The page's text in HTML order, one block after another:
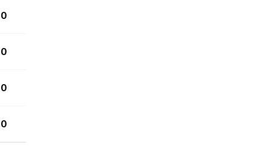
0
0
0
0